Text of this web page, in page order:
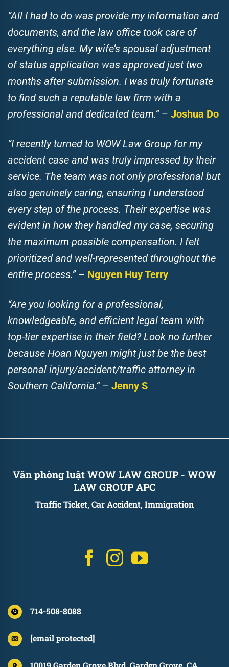
“All I had to do was provide my information and
documents, and the law office took care of
everything else. My wife’s spousal adjustment
of status application was approved just two
months after submission. I was truly fortunate
to find such a reputable law firm with a
professional and dedicated team.”– Joshua Do
“I recently turned to WOW Law Group for my
accident case and was truly impressed by their
service. The team was not only professional but
also genuinely caring, ensuring I understood
every step of the process. Their expertise was
evident in how they handled my case, securing
the maximum possible compensation. I felt
prioritized and well-represented throughout the
entire process.”– Nguyen Huy Terry
“Are you looking for a professional,
knowledgeable, and efficient legal team with
top-tier expertise in their field? Look no further
because Hoan Nguyen might just be the best
personal injury/accident/traffic attorney in
Southern California.”– Jenny S
Văn phòng luật WOW LAW GROUP - WOW
LAW GROUP APC
Traffic Ticket, Car Accident, Immigration
714-508-8088
[email protected]